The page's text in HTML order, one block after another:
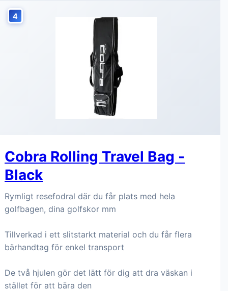
4
Cobra Rolling Travel Bag -
Black
Rymligt resefodral där du får plats med hela
golfbagen, dina golfskor mm
Tillverkad i ett slitstarkt material och du får flera
bärhandtag för enkel transport
De två hjulen gör det lätt för dig att dra väskan i
stället för att bära den